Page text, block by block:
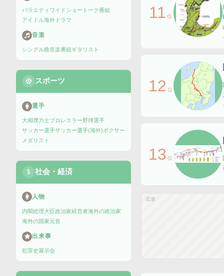
バラエティ ワイドショー トーク番組
アイドル海外ドラマ
音楽
シングル曲音楽番組ギタリスト
スポーツ
選手
大相撲力士プロレスラー野球選手
サッカー選手サッカー選手(海外)ボクサー
メダリスト
社会・経済
人物
内閣総理大臣政治家経営者海外の政治家
海外の国家元首
出来事
犯罪史 展示会
11 位
12 位
13 位
広告